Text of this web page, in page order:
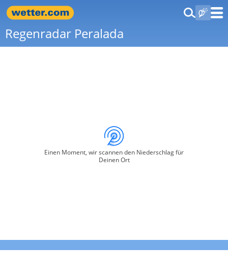
Regenradar Peralada
Einen Moment, wir scannen den Niederschlag für
Deinen Ort